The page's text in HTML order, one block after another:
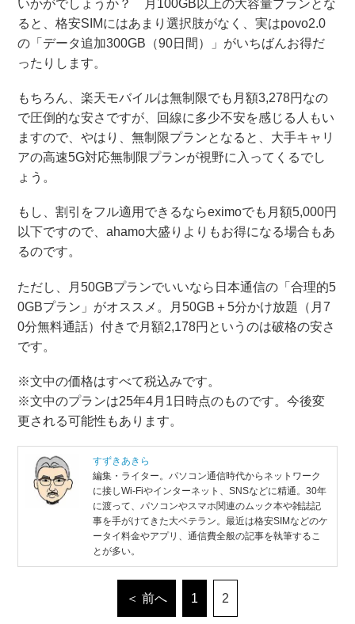
いかがでしょうか？ 月100GB以上の大容量プランとな
ると、格安SIMにはあまり選択肢がなく、実はpovo2.0
の「データ追加300GB（90日間）」がいちばんお得だ
ったりします。
もちろん、楽天モバイルは無制限でも月額3,278円なの
で圧倒的な安さですが、回線に多少不安を感じる人もい
ますので、やはり、無制限プランとなると、大手キャリ
アの高速5G対応無制限プランが視野に入ってくるでし
ょう。
もし、割引をフル適用できるならeximoでも月額5,000円
以下ですので、ahamo大盛りよりもお得になる場合もあ
るのです。
ただし、月50GBプランでいいなら日本通信の「合理的5
0GBプラン」がオススメ。月50GB＋5分かけ放題（月7
0分無料通話）付きで月額2,178円というのは破格の安さ
です。
※文中の価格はすべて税込みです。
※文中のプランは25年4月1日時点のものです。今後変
更される可能性もあります。
すずきあきら
編集・ライター。パソコン通信時代からネットワーク
に接しWi-Fiやインターネット、SNSなどに精通。30年
に渡って、パソコンやスマホ関連のムック本や雑誌記
事を手がけてきた大ベテラン。最近は格安SIMなどのケ
ータイ料金やアプリ、通信費全般の記事を執筆するこ
とが多い。
＜ 前へ 1 2